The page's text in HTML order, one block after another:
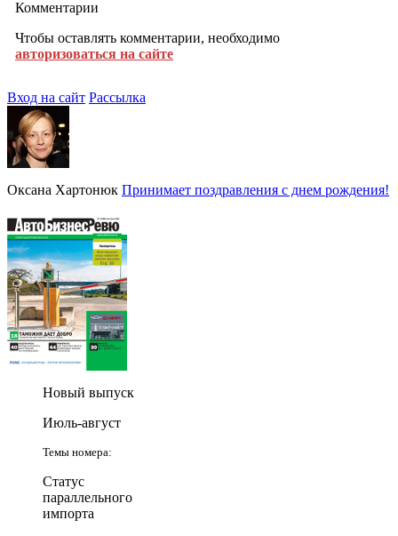
Комментарии
Чтобы оставлять комментарии, необходимо
авторизоваться на сайте
Вход на сайт Рассылка
Оксана Хартонюк Принимает поздравления с днем рождения!
Новый выпуск
Июль-август
Темы номера:
Статус
параллельного
импорта